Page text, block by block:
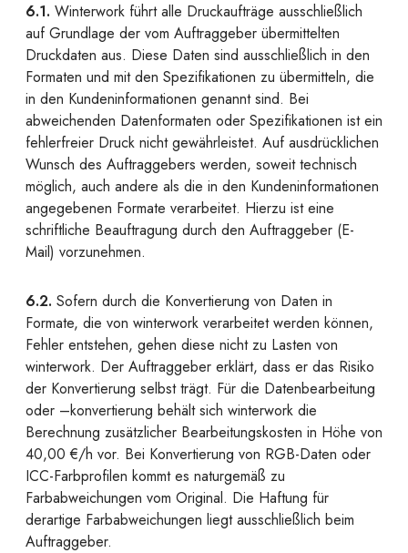
6.1. Winterwork führt alle Druckaufträge ausschließlich
auf Grundlage der vom Auftraggeber übermittelten
Druckdaten aus. Diese Daten sind ausschließlich in den
Formaten und mit den Spezifikationen zu übermitteln, die
in den Kundeninformationen genannt sind. Bei
abweichenden Datenformaten oder Spezifikationen ist ein
fehlerfreier Druck nicht gewährleistet. Auf ausdrücklichen
Wunsch des Auftraggebers werden, soweit technisch
möglich, auch andere als die in den Kundeninformationen
angegebenen Formate verarbeitet. Hierzu ist eine
schriftliche Beauftragung durch den Auftraggeber (E-
Mail) vorzunehmen.
6.2. Sofern durch die Konvertierung von Daten in
Formate, die von winterwork verarbeitet werden können,
Fehler entstehen, gehen diese nicht zu Lasten von
winterwork. Der Auftraggeber erklärt, dass er das Risiko
der Konvertierung selbst trägt. Für die Datenbearbeitung
oder –konvertierung behält sich winterwork die
Berechnung zusätzlicher Bearbeitungskosten in Höhe von
40,00 €/h vor. Bei Konvertierung von RGB-Daten oder
ICC-Farbprofilen kommt es naturgemäß zu
Farbabweichungen vom Original. Die Haftung für
derartige Farbabweichungen liegt ausschließlich beim
Auftraggeber.